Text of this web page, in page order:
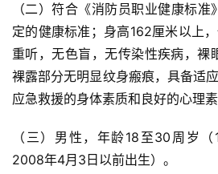
（二）符合《消防员职业健康标
定的健康标准；身高162厘米以上
重听，无色盲，无传染性疾病，裸
裸露部分无明显纹身瘢痕，具备适
应急救援的身体素质和良好的心理素
（三）男性，年龄18至30周岁
2008年4月3日以前出生）。